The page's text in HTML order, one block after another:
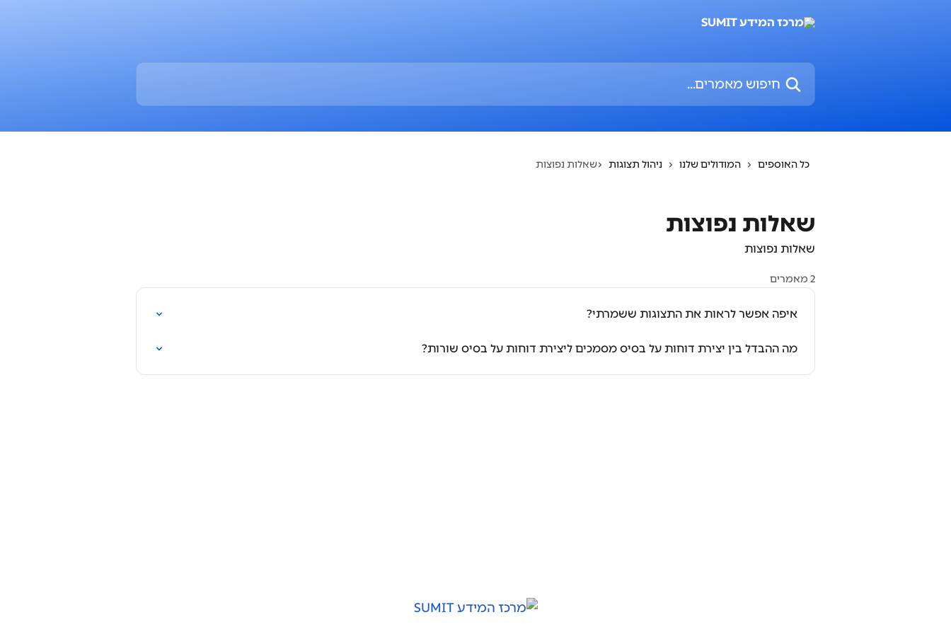
חיפוש מאמרים...
כל האוספים המודולים שלנו ניהול תצוגות שאלות נפוצות
שאלות נפוצות
שאלות נפוצות
2 מאמרים
איפה אפשר לראות את התצוגות ששמרתי?
מה ההבדל בין יצירת דוחות על בסיס מסמכים ליצירת דוחות על בסיס שורות?